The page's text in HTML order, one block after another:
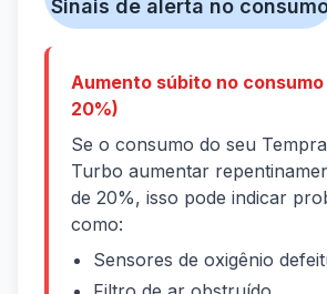
Sinais de alerta no
Aumento súbito no consumo
20%)
Se o consumo do seu
Turbo aumentar
de 20%, isso pode indicar
como:
Sensores de oxigênio